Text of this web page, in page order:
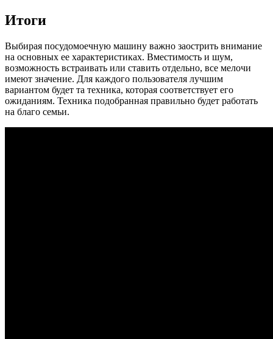
Итоги
Выбирая посудомоечную машину важно заострить внимание
на основных ее характеристиках. Вместимость и шум,
возможность встраивать или ставить отдельно, все мелочи
имеют значение. Для каждого пользователя лучшим
вариантом будет та техника, которая соответствует его
ожиданиям. Техника подобранная правильно будет работать
на благо семьи.